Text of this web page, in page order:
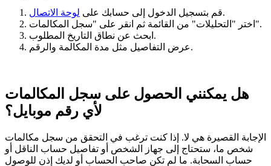
قم بتسجيل الدخول إلى حسابك على لوحة الاتصال
.
اختر "التحليلات" من القائمة ثم انقر على "سجل المكالمات".
ابحث عن نطاق التاريخ المطلوب.
عرض التفاصيل مثل مدة المكالمة والرقم.
هل يمكنني الحصول على سجل المكالمات
لأي رقم موبايل؟
الإجابة القصيرة هي لا. إذا كنت ترغب في التحقق من سجل مكالمات
شخص ما، ستحتاج إلى جهاز الشخص أو تفاصيل حساب الناقل أو
حساب السحابة. ما لم تكن صاحب الحساب أو لديك إذن للوصول